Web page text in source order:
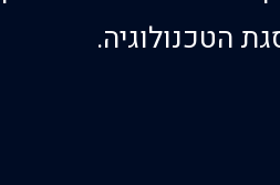
הטכנולוגיה.